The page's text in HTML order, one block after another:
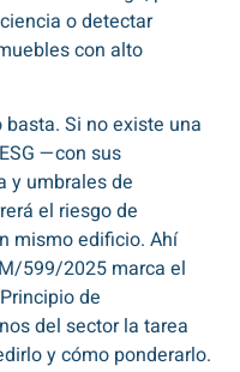
o detectar
con alto
Si no existe una
—con sus
y umbrales de
el riesgo de
mismo edificio. Ahí
599/2025 marca el
de
del sector la tarea
y cómo ponderarlo.